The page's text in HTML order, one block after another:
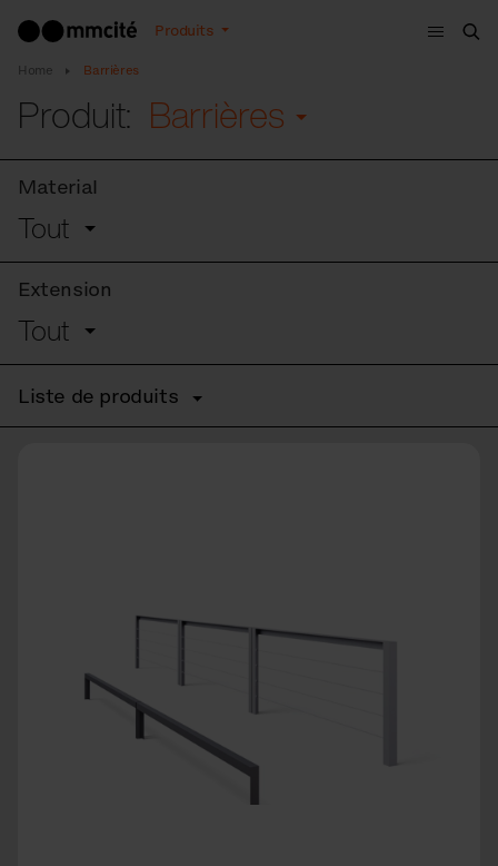
Produits
Menu
Home Barrières
Produit: Barrières
Material
Tout
Extension
Tout
Liste de produits